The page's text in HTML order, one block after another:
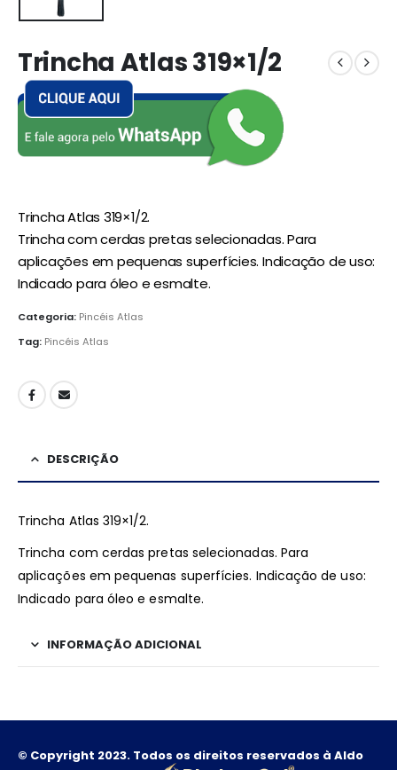
Trincha Atlas 319×1/2
Trincha Atlas 319×1/2.
Trincha com cerdas pretas selecionadas. Para
aplicações em pequenas superfícies. Indicação de uso:
Indicado para óleo e esmalte.
Categoria: Pincéis Atlas
Tag: Pincéis Atlas
DESCRIÇÃO
Trincha Atlas 319×1/2.
Trincha com cerdas pretas selecionadas. Para
aplicações em pequenas superfícies. Indicação de uso:
Indicado para óleo e esmalte.
INFORMAÇÃO ADICIONAL
© Copyright 2023. Todos os direitos reservados à Aldo